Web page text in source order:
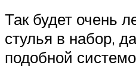
Так будет очень
стулья в набор,
подобной